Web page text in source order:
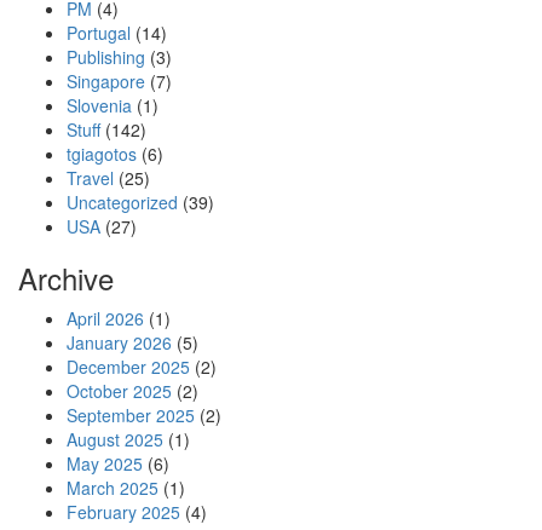
PM (4)
Portugal (14)
Publishing (3)
Singapore (7)
Slovenia (1)
Stuff(142)
tgiagotos (6)
Travel (25)
Uncategorized (39)
USA (27)
Archive
April 2026 (1)
January 2026 (5)
December 2025 (2)
October 2025 (2)
September 2025 (2)
August 2025 (1)
May 2025 (6)
March 2025 (1)
February 2025 (4)